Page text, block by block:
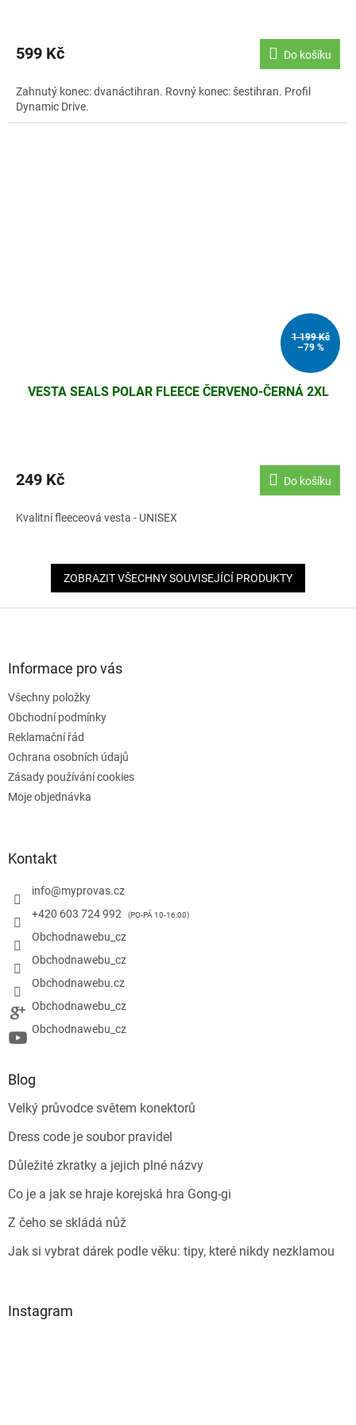
599 Kč Do košíku
Zahnutý konec: dvanáctihran. Rovný konec: šestihran. Profil
Dynamic Drive.
1 199 Kč
–79 %
VESTA SEALS POLAR FLEECE ČERVENO-ČERNÁ 2XL
249 Kč Do košíku
Kvalitní fleeceová vesta - UNISEX
ZOBRAZIT VŠECHNY SOUVISEJÍCÍ PRODUKTY
Informace pro vás
Všechny položky
Obchodní podmínky
Reklamační řád
Ochrana osobních údajů
Zásady používání cookies
Moje objednávka
Kontakt
info@myprovas.cz
+420 603 724 992
Obchodnawebu_cz
Obchodnawebu_cz
Obchodnawebu.cz
Obchodnawebu_cz
Obchodnawebu_cz
Blog
Velký průvodce světem konektorů
Dress code je soubor pravidel
Důležité zkratky a jejich plné názvy
Co je a jak se hraje korejská hra Gong-gi
Z čeho se skládá nůž
Jak si vybrat dárek podle věku: tipy, které nikdy nezklamou
Instagram